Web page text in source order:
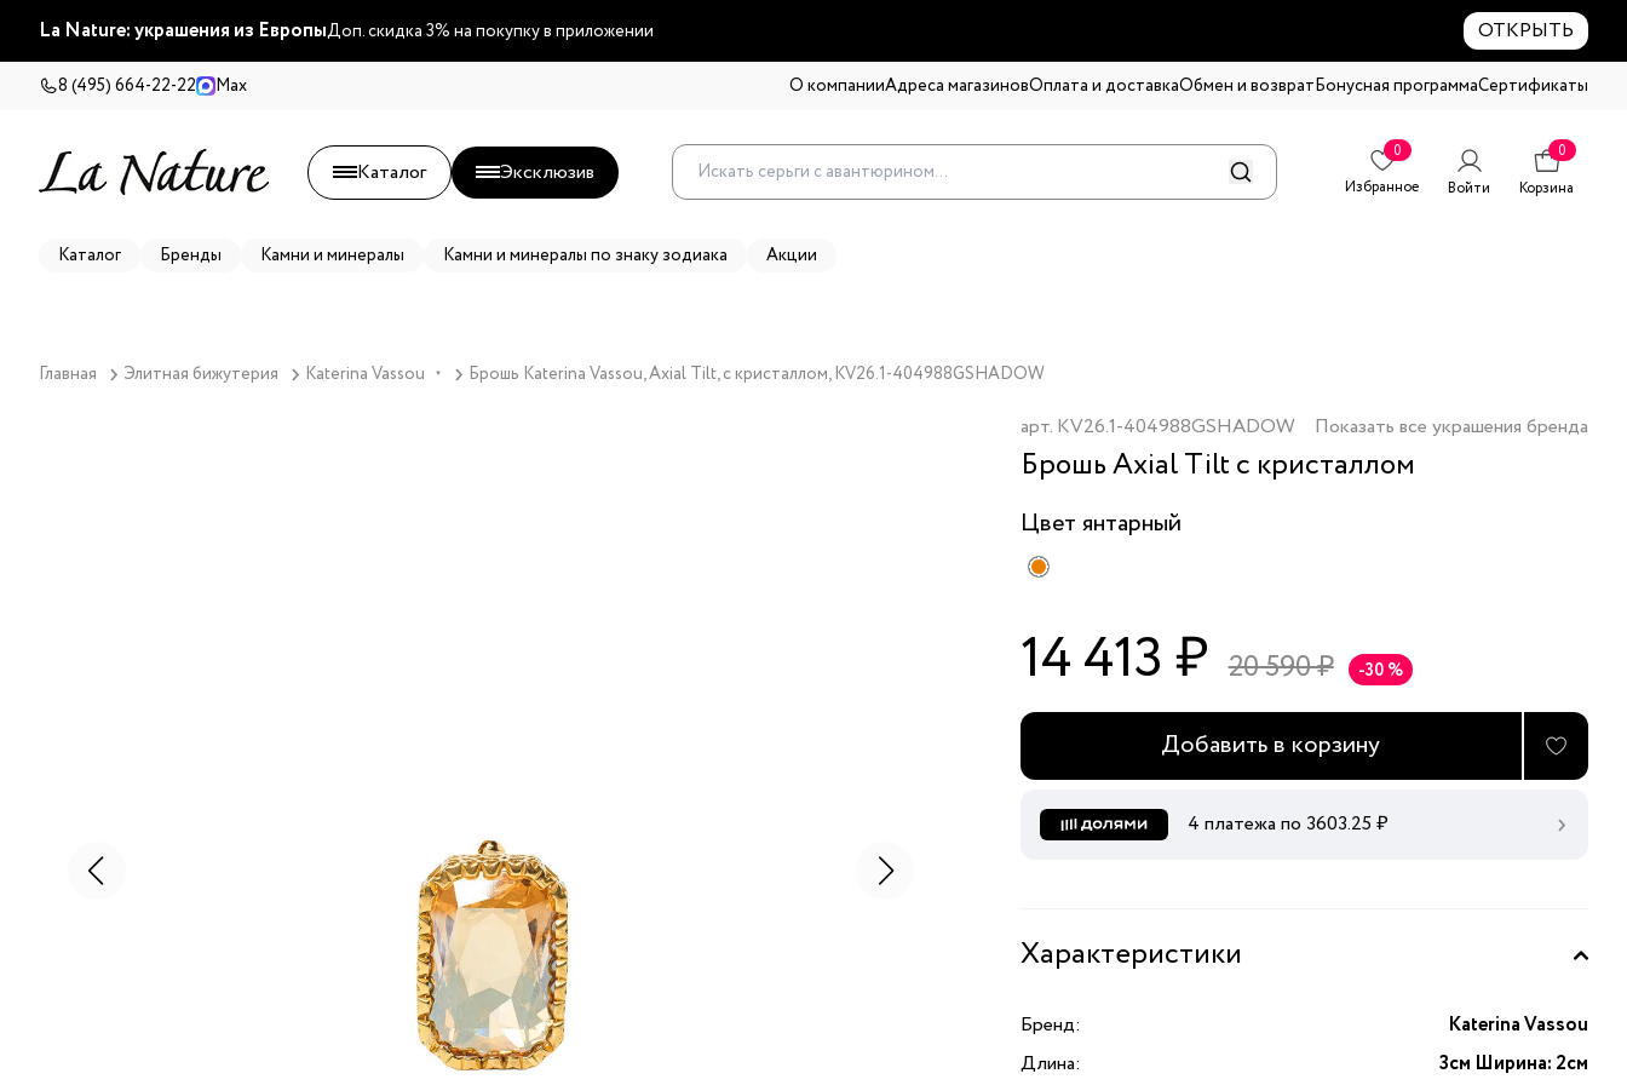
La Nature: украшения из ЕвропыДоп. скидка 3% на покупку в приложении ОТКРЫТЬ
8 (495) 664-22-22 Max О компанииАдреса магазиновОплата и доставкаОбмен и возвратБонусная программаСертификаты
Каталог Эксклюзив
0
Избранное
Войти
0
Корзина
Каталог Бренды Камни и минералы Камни и минералы по знаку зодиака Акции
Главная Элитная бижутерия Katerina Vassou ▼ Брошь Katerina Vassou, Axial Tilt, с кристаллом, KV26.1-404988GSHADOW
арт. KV26.1-404988GSHADOW Показать все украшения бренда
Брошь Axial Tilt с кристаллом
Цвет янтарный
14 413 ₽ 20 590 ₽ -30 %
Добавить в корзину
4 платежа по 3603.25 ₽
Характеристики
Бренд:
Katerina Vassou
Длина:
3см Ширина: 2см